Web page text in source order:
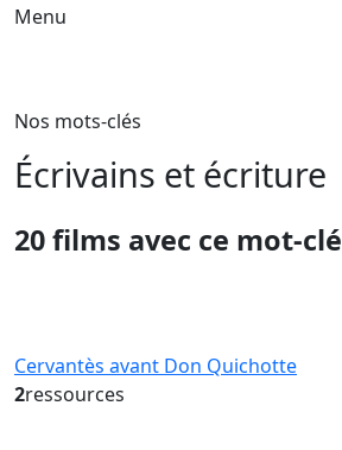
Menu
Nos mots-clés
Écrivains et écriture
20 films avec ce mot-clé
Cervantès avant Don Quichotte
2ressources